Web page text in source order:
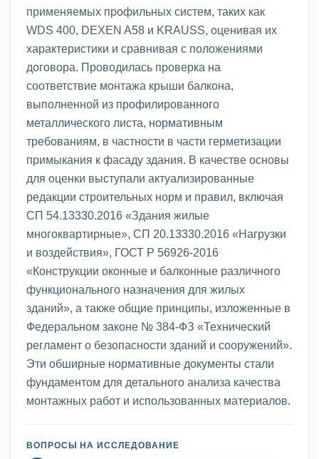
применяемых профильных систем, таких как
WDS 400, DEXEN A58 и KRAUSS, оценивая их
характеристики и сравнивая с положениями
договора. Проводилась проверка на
соответствие монтажа крыши балкона,
выполненной из профилированного
металлического листа, нормативным
требованиям, в частности в части герметизации
примыкания к фасаду здания. В качестве основы
для оценки выступали актуализированные
редакции строительных норм и правил, включая
СП 54.13330.2016 «Здания жилые
многоквартирные», СП 20.13330.2016 «Нагрузки
и воздействия», ГОСТ Р 56926-2016
«Конструкции оконные и балконные различного
функционального назначения для жилых
зданий», а также общие принципы, изложенные в
Федеральном законе № 384-ФЗ «Технический
регламент о безопасности зданий и сооружений».
Эти обширные нормативные документы стали
фундаментом для детального анализа качества
монтажных работ и использованных материалов.
ВОПРОСЫ НА ИССЛЕДОВАНИЕ